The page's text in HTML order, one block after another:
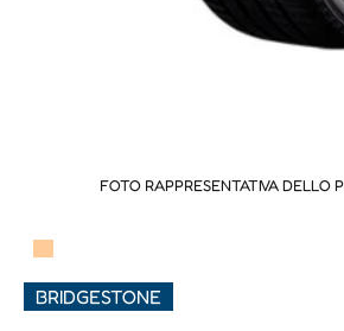
FOTO RAPPRESENTATIVA DELLO
▀
BRIDGESTONE